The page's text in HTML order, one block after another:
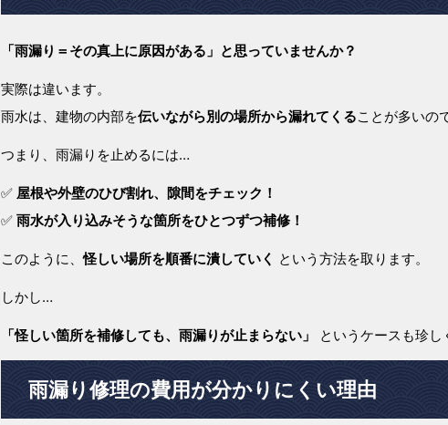
「雨漏り＝その真上に原因がある」と思っていませんか？
実際は違います。
雨水は、建物の内部を伝いながら別の場所から漏れてくることが多いの
つまり、雨漏りを止めるには…
✅ 屋根や外壁のひび割れ、隙間をチェック！
✅ 雨水が入り込みそうな箇所をひとつずつ補修！
このように、怪しい場所を順番に潰していく という方法を取ります。
しかし…
「怪しい箇所を補修しても、雨漏りが止まらない」 というケースも珍し
雨漏り修理の費用が分かりにくい理由